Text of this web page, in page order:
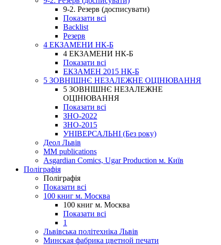
9-2. Резерв (досписувати)
Показати всі
Backlist
Резерв
4 ЕКЗАМЕНИ НК-Б
4 ЕКЗАМЕНИ НК-Б
Показати всі
ЕКЗАМЕН 2015 НК-Б
5 ЗОВНІШНЄ НЕЗАЛЕЖНЕ ОЦІНЮВАННЯ
5 ЗОВНІШНЄ НЕЗАЛЕЖНЕ
ОЦІНЮВАННЯ
Показати всі
ЗНО-2022
ЗНО-2015
УНІВЕРСАЛЬНІ (Без року)
Деол Львів
MM publications
Asgardian Comics, Ugar Production м. Київ
Поліграфія
Поліграфія
Показати всі
100 книг м. Москва
100 книг м. Москва
Показати всі
1
Львівська політехніка Львів
Минская фабрика цветной печати